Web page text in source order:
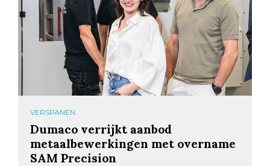
VERSPANEN
Dumaco verrijkt aanbod
metaalbewerkingen met overname
SAM Precision